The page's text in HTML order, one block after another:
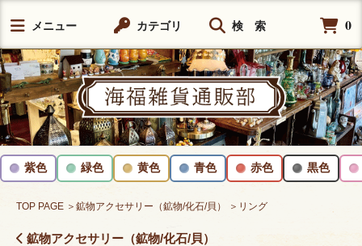
メニュー カテゴリ 検 索 0
紫色 緑色 黄色 青色 赤色 黒色
TOP PAGE ＞鉱物アクセサリー（鉱物/化石/貝） ＞リング
鉱物アクセサリー（鉱物/化石/貝）